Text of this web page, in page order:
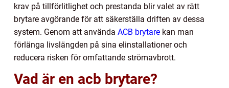
krav på tillförlitlighet och prestanda blir valet av rätt
brytare avgörande för att säkerställa driften av dessa
system. Genom att använda ACB brytare kan man
förlänga livslängden på sina elinstallationer och
reducera risken för omfattande strömavbrott.
Vad är en acb brytare?